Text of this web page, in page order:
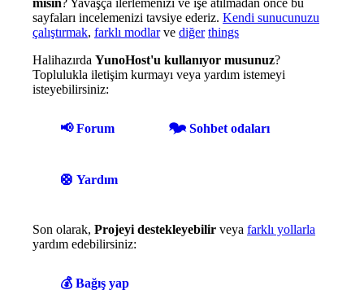
misin? Yavaşça ilerlemenizi ve işe atılmadan önce bu
sayfaları incelemenizi tavsiye ederiz. Kendi sunucunuzu
çalıştırmak, farklı modlarve diğer things
Halihazırda YunoHost'u kullanıyor musunuz?
Toplulukla iletişim kurmayı veya yardım istemeyi
isteyebilirsiniz:
📢 Forum 🗫 Sohbet odaları
🛟 Yardım
Son olarak, Projeyi destekleyebilir veya farklı yollarla
yardım edebilirsiniz:
💰 Bağış yap